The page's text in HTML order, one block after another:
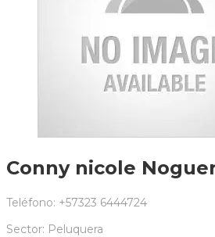
Conny nicole
Teléfono: +57323 6444724
Sector: Peluquera